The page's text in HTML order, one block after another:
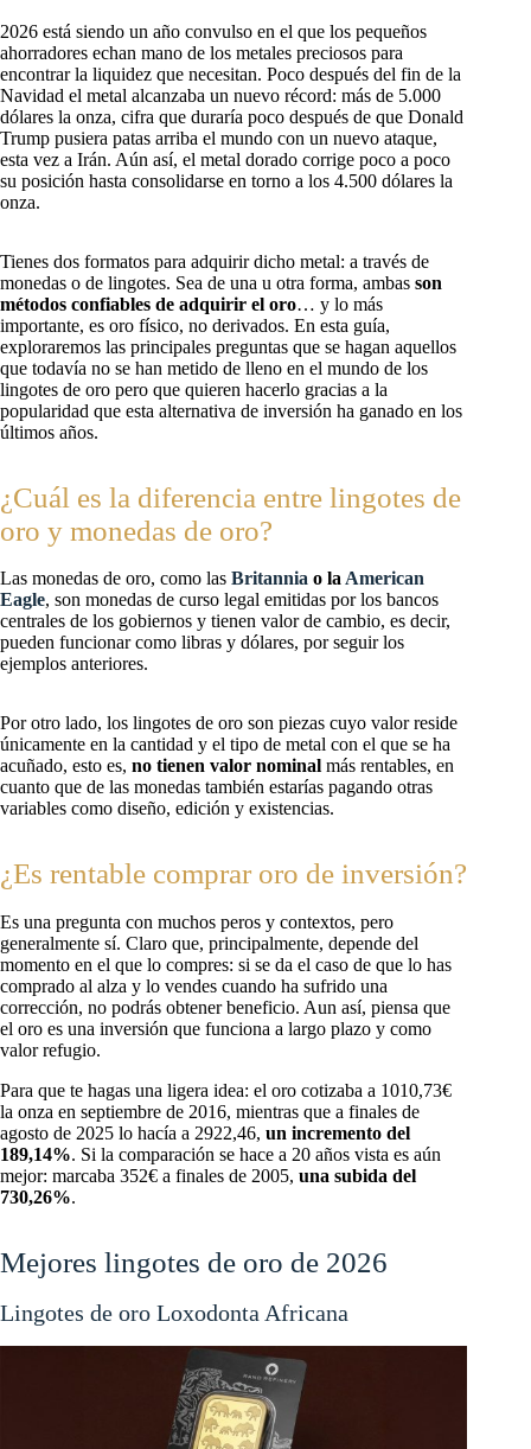
2026 está siendo un año convulso en el que los pequeños
ahorradores echan mano de los metales preciosos para
encontrar la liquidez que necesitan. Poco después del fin de la
Navidad el metal alcanzaba un nuevo récord: más de 5.000
dólares la onza, cifra que duraría poco después de que Donald
Trump pusiera patas arriba el mundo con un nuevo ataque,
esta vez a Irán. Aún así, el metal dorado corrige poco a poco
su posición hasta consolidarse en torno a los 4.500 dólares la
onza.
Tienes dos formatos para adquirir dicho metal: a través de
monedas o de lingotes. Sea de una u otra forma, ambas son
métodos confiables de adquirir el oro… y lo más
importante, es oro físico, no derivados. En esta guía,
exploraremos las principales preguntas que se hagan aquellos
que todavía no se han metido de lleno en el mundo de los
lingotes de oro pero que quieren hacerlo gracias a la
popularidad que esta alternativa de inversión ha ganado en los
últimos años.
¿Cuál es la diferencia entre lingotes de
oro y monedas de oro?
Las monedas de oro, como las Britannia o la American
Eagle, son monedas de curso legal emitidas por los bancos
centrales de los gobiernos y tienen valor de cambio, es decir,
pueden funcionar como libras y dólares, por seguir los
ejemplos anteriores.
Por otro lado, los lingotes de oro son piezas cuyo valor reside
únicamente en la cantidad y el tipo de metal con el que se ha
acuñado, esto es, no tienen valor nominal más rentables, en
cuanto que de las monedas también estarías pagando otras
variables como diseño, edición y existencias.
¿Es rentable comprar oro de inversión?
Es una pregunta con muchos peros y contextos, pero
generalmente sí. Claro que, principalmente, depende del
momento en el que lo compres: si se da el caso de que lo has
comprado al alza y lo vendes cuando ha sufrido una
corrección, no podrás obtener beneficio. Aun así, piensa que
el oro es una inversión que funciona a largo plazo y como
valor refugio.
Para que te hagas una ligera idea: el oro cotizaba a 1010,73€
la onza en septiembre de 2016, mientras que a finales de
agosto de 2025 lo hacía a 2922,46, un incremento del
189,14%. Si la comparación se hace a 20 años vista es aún
mejor: marcaba 352€ a finales de 2005, una subida del
730,26%.
Mejores lingotes de oro de 2026
Lingotes de oro Loxodonta Africana